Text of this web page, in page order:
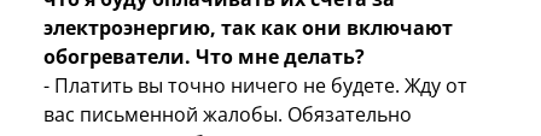
электроэнергию, так как они включают
обогреватели. Что мне делать?
- Платить вы точно ничего не будете. Жду от
вас письменной жалобы. Обязательно